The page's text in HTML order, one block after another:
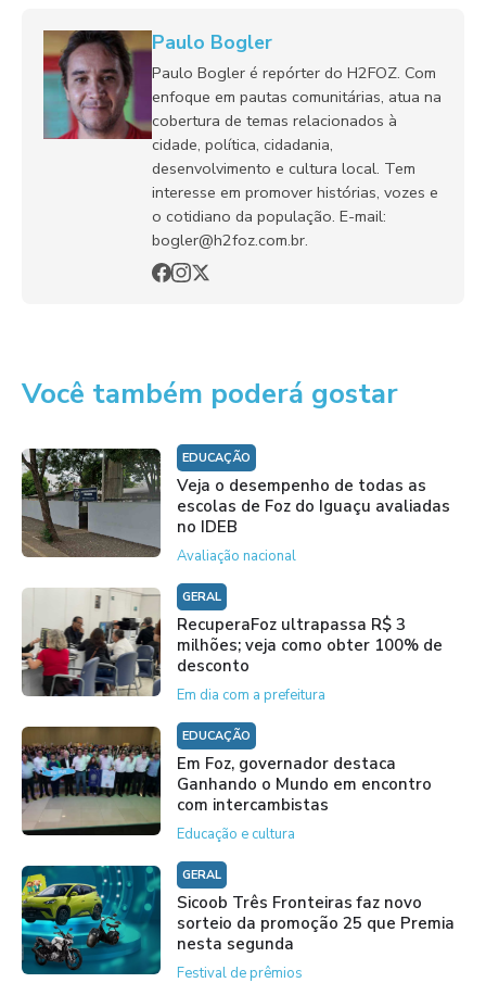
Paulo Bogler
Paulo Bogler é repórter do H2FOZ. Com
enfoque em pautas comunitárias, atua na
cobertura de temas relacionados à
cidade, política, cidadania,
desenvolvimento e cultura local. Tem
interesse em promover histórias, vozes e
o cotidiano da população. E-mail:
bogler@h2foz.com.br.
Você também poderá gostar
EDUCAÇÃO
Veja o desempenho de todas as
escolas de Foz do Iguaçu avaliadas
no IDEB
Avaliação nacional
GERAL
RecuperaFoz ultrapassa R$ 3
milhões; veja como obter 100% de
desconto
Em dia com a prefeitura
EDUCAÇÃO
Em Foz, governador destaca
Ganhando o Mundo em encontro
com intercambistas
Educação e cultura
GERAL
Sicoob Três Fronteiras faz novo
sorteio da promoção 25 que Premia
nesta segunda
Festival de prêmios